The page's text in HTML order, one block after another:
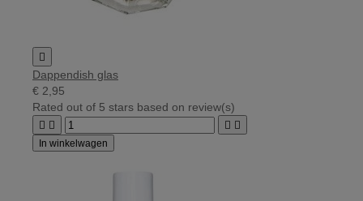

Dappendish glas
€ 2,95
Rated out of 5 stars based on review(s)
   
In winkelwagen